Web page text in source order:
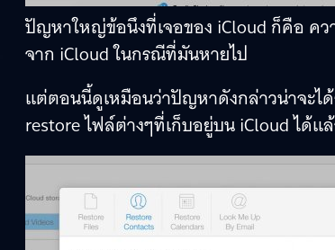
ปัญหาใหญ่ข้อนึงที่เจอของ iCloud ก็คือ คว
จาก iCloud ในกรณีที่มันหายไป
แต่ตอนนี้ดูเหมือนว่าปัญหาดังกล่าวน่าจะได้
restore ไฟล์ต่างๆที่เก็บอยู่บน iCloud ได้